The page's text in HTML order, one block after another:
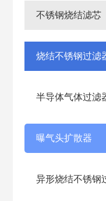
不锈钢烧结滤芯
烧结不锈钢过滤
半导体气体过滤
曝气头扩散器
异形烧结不锈钢